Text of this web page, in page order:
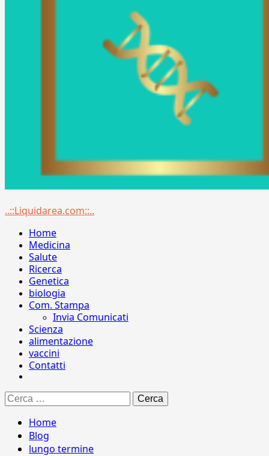
Menu
..::Liquidarea.com::..
Home
Medicina
Salute
Ricerca
Genetica
biologia
Com. Stampa
Invia Comunicati
Scienza
alimentazione
vaccini
Contatti
Ricerca
per:
Home
Blog
lungo termine